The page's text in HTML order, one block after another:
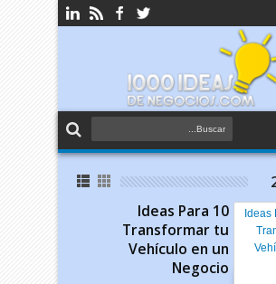
10 Ideas Para
Transformar tu
Vehículo en un
Negocio